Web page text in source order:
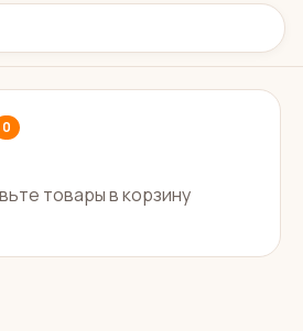
0
товары в корзину